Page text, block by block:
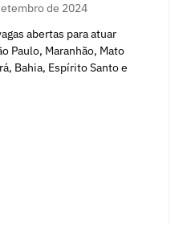
de 2024
abertas para atuar
Paulo, Maranhão, Mato
Bahia, Espírito Santo e